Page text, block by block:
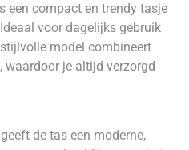
een compact en trendy tasje
voor dagelijks gebruik
model combineert
waardoor je altijd verzorgd
de tas een moderne,